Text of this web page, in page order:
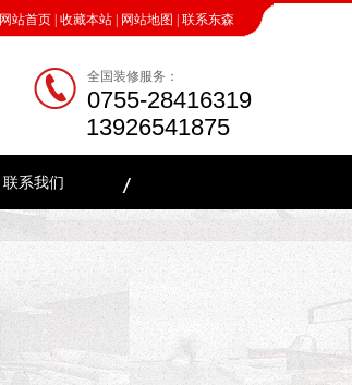
网站首页 收藏本站 网站地图 联系东森
全国装修服务：
0755-28416319
13926541875
联系我们